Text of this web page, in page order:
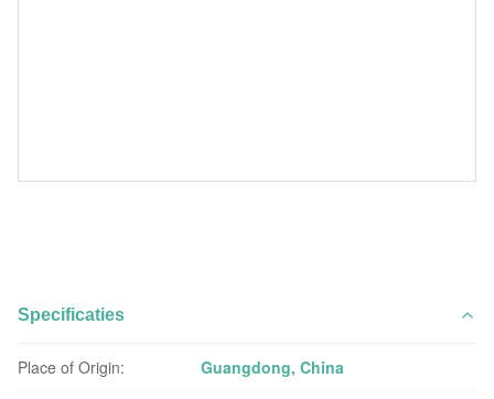
Specificaties
Place of Origin: Guangdong, China